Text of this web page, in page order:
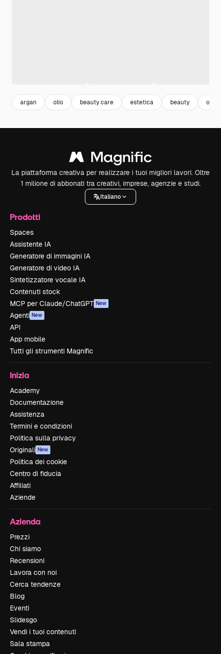
argan olio beauty care estetica beauty
La piattaforma creativa per realizzare i tuoi migliori lavori. Oltre
1 milione di abbonati tra creativi, imprese, agenzie e studi.
Italiano
Prodotti
Spaces
Assistente IA
Generatore di immagini IA
Generatore di video IA
Sintetizzatore vocale IA
Contenuti stock
MCP per Claude/ChatGPT New
Agenti New
API
App mobile
Tutti gli strumenti Magnific
Inizia
Academy
Documentazione
Assistenza
Termini e condizioni
Politica sulla privacy
Originali New
Politica dei cookie
Centro di fiducia
Affiliati
Aziende
Azienda
Prezzi
Chi siamo
Recensioni
Lavora con noi
Cerca tendenze
Blog
Eventi
Slidesgo
Vendi i tuoi contenuti
Sala stampa